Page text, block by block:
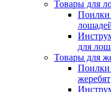
Товары для
Поилки
для
Товары для
Поилки
жеребят